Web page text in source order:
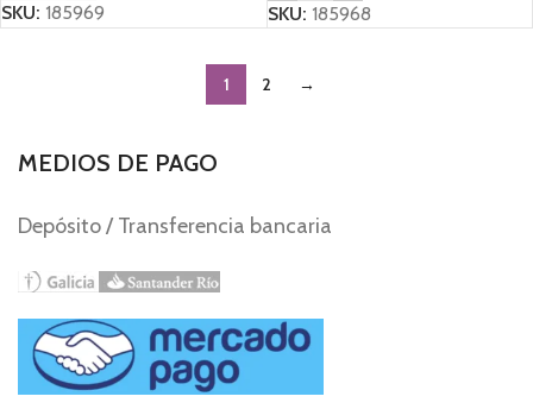
SKU: 185969 SKU: 185968
1 2 →
MEDIOS DE PAGO
Depósito / Transferencia bancaria